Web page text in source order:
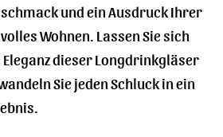
und ein Ausdruck Ihrer
Wohnen. Lassen Sie sich
dieser Longdrinkgläser
Sie jeden Schluck in ein